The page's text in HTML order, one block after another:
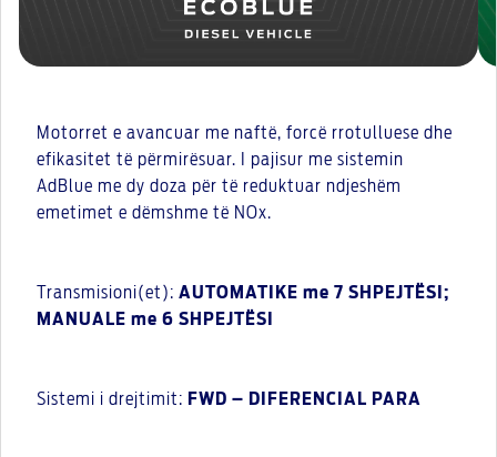
Motorret e avancuar me naftë, forcë rrotulluese dhe
efikasitet të përmirësuar. I pajisur me sistemin
AdBlue me dy doza për të reduktuar ndjeshëm
emetimet e dëmshme të NOx.
Transmisioni(et): AUTOMATIKE me 7 SHPEJTËSI;
MANUALE me 6 SHPEJTËSI
Sistemi i drejtimit: FWD – DIFERENCIAL PARA